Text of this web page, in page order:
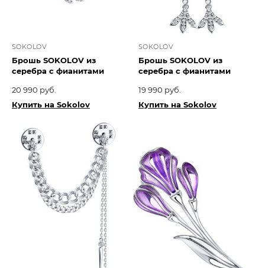
SOKOLOV
Брошь SOKOLOV из
серебра с фианитами
20 990 руб.
Купить на Sokolov
SOKOLOV
Брошь SOKOLOV из
серебра с фианитами
19 990 руб.
Купить на Sokolov